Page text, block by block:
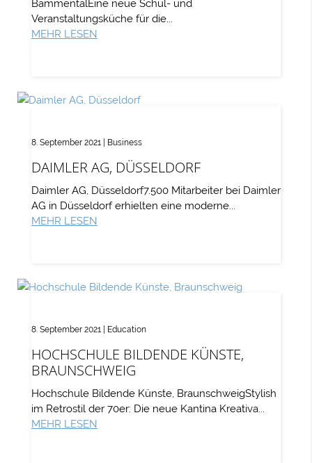
BammentalEine neue Schul- und
Veranstaltungsküche für die...
MEHR LESEN
DAIMLER AG, DÜSSELDORF
8. September 2021| Business
Daimler AG, Düsseldorf7.500 Mitarbeiter bei Daimler
AG in Düsseldorf erhielten eine moderne...
MEHR LESEN
HOCHSCHULE BILDENDE KÜNSTE,
BRAUNSCHWEIG
8. September 2021| Education
Hochschule Bildende Künste, BraunschweigStylish
im Retrostil der 70er: Die neue Kantina Kreativa...
MEHR LESEN